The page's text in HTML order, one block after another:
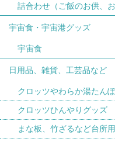
詰合わせ（ご飯のお供、お
宇宙食・宇宙港グッズ
宇宙食
日用品、雑貨、工芸品など
クロッツやわらか湯たんぽ
クロッツひんやりグッズ
まな板、竹ざるなど台所